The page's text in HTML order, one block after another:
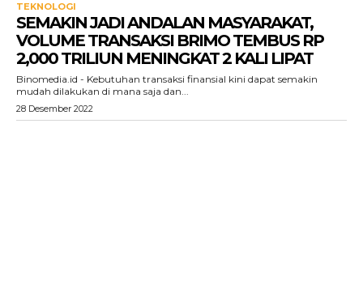
TEKNOLOGI
SEMAKIN JADI ANDALAN MASYARAKAT,
VOLUME TRANSAKSI BRIMO TEMBUS RP
2,000 TRILIUN MENINGKAT 2 KALI LIPAT
Binomedia.id - Kebutuhan transaksi finansial kini dapat semakin
mudah dilakukan di mana saja dan...
28 Desember 2022